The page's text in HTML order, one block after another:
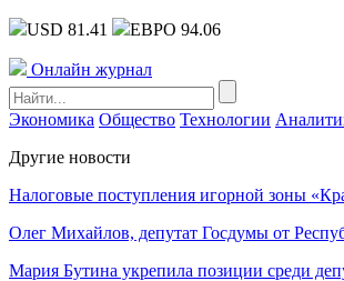
USD 81.41 ЕВРО 94.06
Онлайн журнал
Экономика Общество Технологии
Другие новости
Налоговые поступления игорной зоны
Олег Михайлов, депутат Госдумы от
Мария Бутина укрепила позиции среди